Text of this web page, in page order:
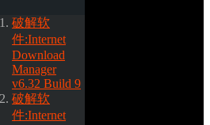
破解软
件:Internet
Download
Manager
v6.32 Build 9
破解软
件:Internet